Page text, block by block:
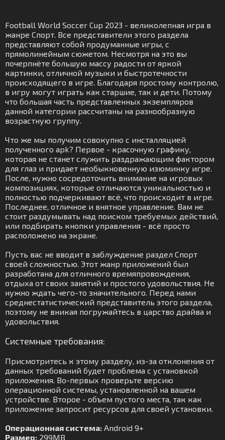
Football World Soccer Cup 2023 - великолепная игра в
жанре Спорт. Все представители этого раздела
представляют собой продуманные игры, с
прямолинейным сюжетом. Несмотря на это вы
почерпнёте большую массу радости от яркой
картинки, отличной музыки и быстротечности
происходящего в игре. Благодаря простому контролю,
в игру могут играть как старшие, так и дети. Потому
что большая часть представленных экземпляров
данной категории рассчитаны на разнообразную
возрастную группу.
Что же мы получим совокупно с инсталляцией
полученного apk? Первое - красочную графику,
которая не станет служить раздражающим фактором
для глаз и придает необыкновенную изюминку игре.
После, нужно сосредоточить внимание на игровых
композициях, которые отличаются уникальностью и
полностью подчеркивают всё, что происходит в игре.
Последнее, отличное и внятное управление. Вам не
стоит раздумывать над поиском требуемых действий,
или подбирать кнопки управления - всё просто
расположено на экране.
Пусть вас не вводит в заблуждение раздел Спорт
своей сложностью. Этот жанр приложений был
разработана для отличного времяпровождения,
отдыха от своих занятий и простого удовольствия. Не
нужно ждать чего-то значительного. Перед нами
среднестатистический представитель этого раздела,
поэтому не вникая погружайтесь в царство драйва и
удовольствия.
Системные требования:
Присмотритесь к этому разделу, из-за отклонения от
данных требований будет проблема с установкой
приложения. Во-первых проверьте версию
операционной системы, установленной на вашем
устройстве. Второе - объем пустого места, так как
приложение запросит ресурсов для своей установки.
Операционная система: Android 9+
Размер: 299MB